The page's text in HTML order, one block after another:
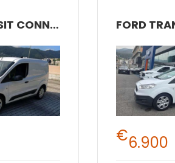
FORD TRANSIT CONNECT
€6.900